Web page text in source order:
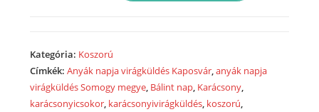
mennyiség
Kategória: Koszorú
Címkék:Anyák napja virágküldés Kaposvár ,anyák napja
virágküldés Somogy megye Bálint nap Karácsony
karácsonyicsokor karácsonyivirágküldés koszorú